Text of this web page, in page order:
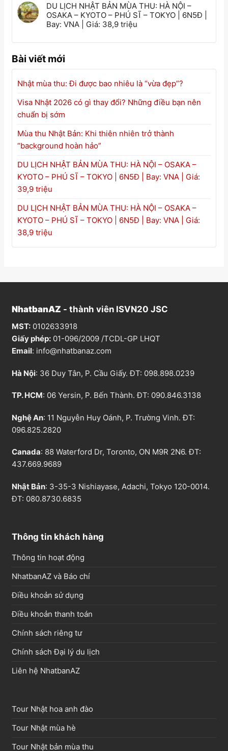
DU LỊCH NHẬT BẢN MÙA THU: HÀ NỘI –
OSAKA – KYOTO – PHÚ SĨ – TOKYO | 6N5Đ |
Bay: VNA | Giá: 38,9 triệu
Bài viết mới
Nhật mùa thu: Đi được bao nhiêu là “vừa đẹp”?
Visa Nhật 2026 có gì thay đổi? Những điều bạn nên
chuẩn bị sớm
Mùa thu Nhật Bản: Khi thiên nhiên trở thành
“background hoàn hảo”
DU LỊCH NHẬT BẢN MÙA THU: HÀ NỘI – OSAKA –
KYOTO – PHÚ SĨ – TOKYO | 6N5Đ | Bay: VNA | Giá:
39,9 triệu
DU LỊCH NHẬT BẢN MÙA THU: HÀ NỘI – OSAKA –
KYOTO – PHÚ SĨ – TOKYO | 6N5Đ | Bay: VNA | Giá:
38,9 triệu
NhatbanAZ - thành viên ISVN20 JSC
MST: 0102633918
Giấy phép: 01-096/2009 /TCDL-GP LHQT
Email: info@nhatbanaz.com
Hà Nội: 36 Duy Tân, P. Cầu Giấy. ĐT: 098.898.0239
TP. HCM: 06 Yersin, P. Bến Thành. ĐT: 090.846.3138
Nghệ An: 11 Nguyễn Huy Oánh, P. Trường Vinh. ĐT:
096.825.2820
Canada: 88 Waterford Dr, Toronto, ON M9R 2N6. ĐT:
437.669.9689
Nhật Bản: 3-35-3 Nishiayase, Adachi, Tokyo 120-0014.
ĐT: 080.8730.6835
Thông tin khách hàng
Thông tin hoạt động
NhatbanAZ và Báo chí
Điều khoản sử dụng
Điều khoản thanh toán
Chính sách riêng tư
Chính sách Đại lý du lịch
Liên hệ NhatbanAZ
Tour Nhật hoa anh đào
Tour Nhật mùa hè
Tour Nhật bản mùa thu